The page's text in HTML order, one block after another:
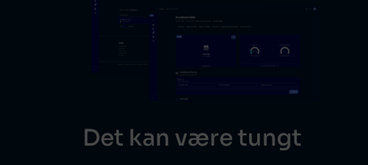
Det kan være tungt